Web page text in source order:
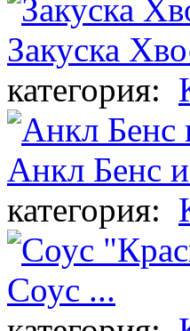
Закуска
категория:
Анкл Бенс
категория:
Соус ...